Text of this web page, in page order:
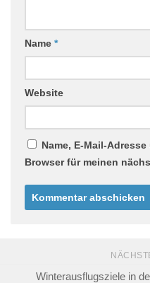
Name *
Website
Name, E-Mail-
Browser für meinen
Winterausflugsziele in